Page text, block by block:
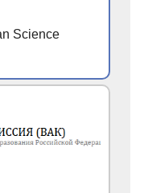
Science